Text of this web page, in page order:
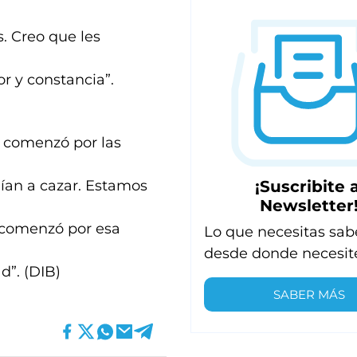
Creo que les
y constancia”.
por las
a cazar. Estamos
por esa
(DIB)
¡Suscribite
Newsletter!
Lo que necesitas
desde donde
SABER MÁS